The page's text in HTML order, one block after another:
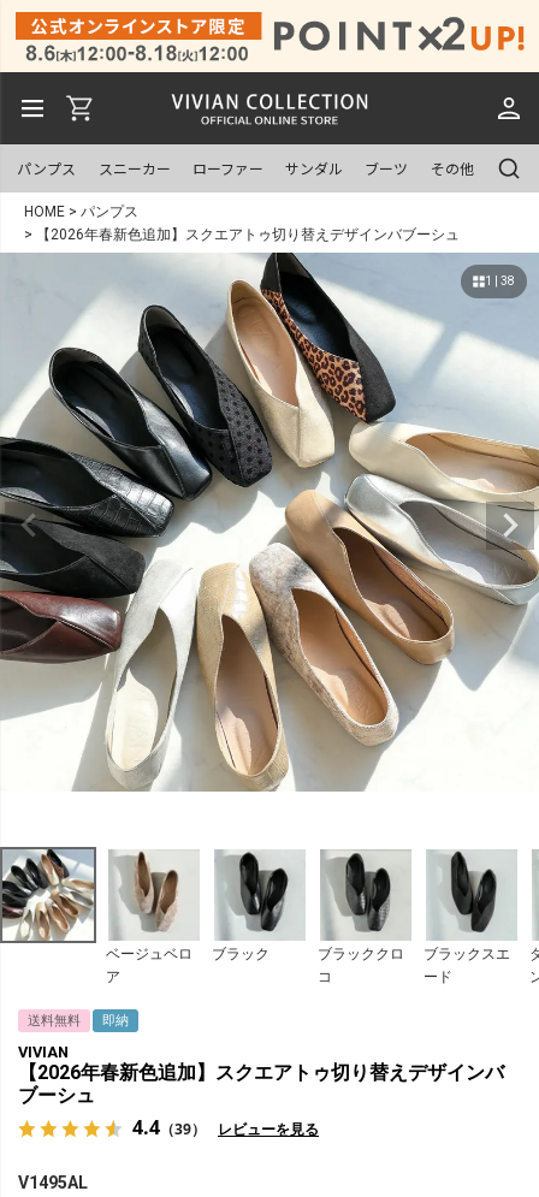
パンプス スニーカー ローファー サンダル ブーツ その他
HOME
パンプス
【2026年春新色追加】スクエアトゥ切り替えデザインバブーシュ
1 | 38
ベージュベロ
ア
ブラック
ブラッククロ
コ
ブラックスエ
ード
送料無料 即納
VIVIAN
【2026年春新色追加】スクエアトゥ切り替えデザインバ
ブーシュ
4.4 （39） レビューを見る
V1495AL